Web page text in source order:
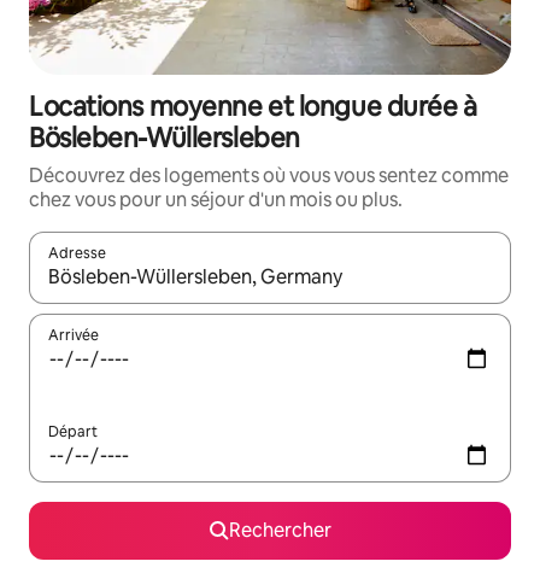
Locations moyenne et longue durée à
Bösleben-Wüllersleben
Découvrez des logements où vous vous sentez comme
chez vous pour un séjour d'un mois ou plus.
Adresse
Lorsque les résultats s'affichent, utilisez les flèches vers le
Arrivée
Départ
Rechercher